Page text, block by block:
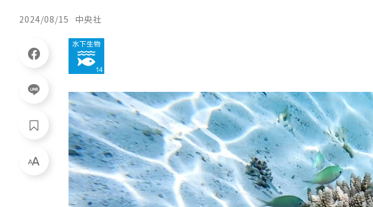
2024/08/15 中央社